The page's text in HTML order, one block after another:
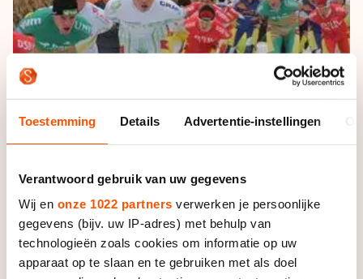
Toestemming Details Advertentie-instellingen
Verantwoord gebruik van uw gegevens
Wij en onze 1022 partners verwerken je persoonlijke
gegevens (bijv. uw IP-adres) met behulp van
technologieën zoals cookies om informatie op uw
apparaat op te slaan en te gebruiken met als doel
Deze zomer de weg op
Waar kan ik schaatsen en skaten?
Alles voor jou als schaatsfan
Evenementen
Tickets
Livestreams
Word schaatsfan!
Olympische Spelen
Medaillespiegel
Olympische uitslagen
Van Jong tot Goud verhalen